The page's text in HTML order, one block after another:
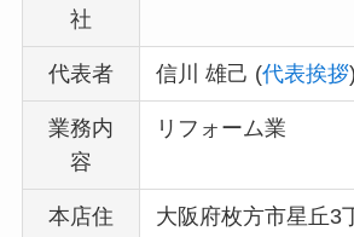
社
代表者 信川 雄己 (代表挨拶)
業務内
容
リフォーム業
本店住
大阪府枚方市星丘3